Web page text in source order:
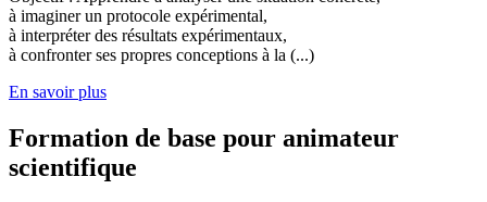
à imaginer un protocole expérimental,
à interpréter des résultats expérimentaux,
à confronter ses propres conceptions à la (...)
En savoir plus
Formation de base pour animateur
scientifique